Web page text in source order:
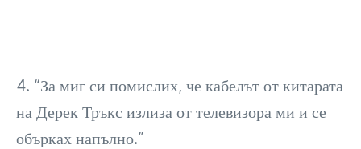
4. “За миг си помислих, че кабелът от китарата
на Дерек Тръкс излиза от телевизора ми и се
обърках напълно.”